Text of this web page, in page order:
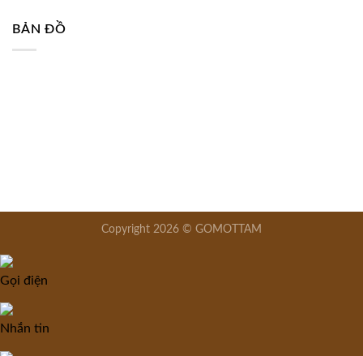
BẢN ĐỒ
Copyright 2026 © GOMOTTAM
Gọi điện
Nhắn tin